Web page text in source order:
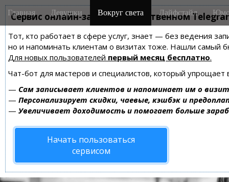
Сервис онлайн-записи на собственном
Тот, кто работает в сфере услуг, знает — без ведения
но и напоминать клиентам о визитах тоже. Нашли самый
Для новых пользователей первый месяц бесплатно.
Чат-бот для мастеров и специалистов, который упрощает
— Сам записывает клиентов и напоминает им о
— Персонализирует скидки, чаевые, кэшбэк и
— Увеличивает доходимость и помогает больше
Начать пользоваться
сервисом
M
a
n
m
e
n
u
i
Главная Девушки Вокруг света Лайфстайл